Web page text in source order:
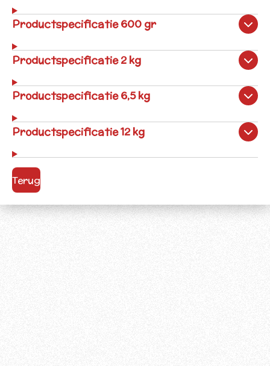
Productspecificatie 600 gr
Productspecificatie 2 kg
Productspecificatie 6,5 kg
Productspecificatie 12 kg
Terug